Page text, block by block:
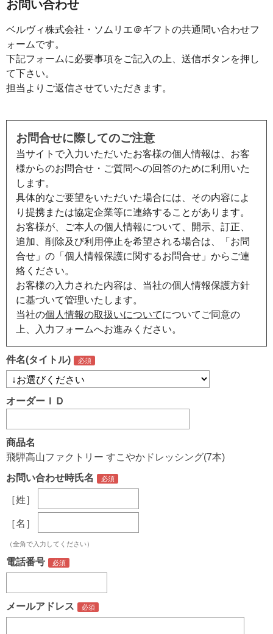
お問い合わせ
ベルヴィ株式会社・ソムリエ＠ギフトの共通問い合わせフ
ォームです。
下記フォームに必要事項をご記入の上、送信ボタンを押し
て下さい。
担当よりご返信させていただきます。
お問合せに際してのご注意
当サイトで入力いただいたお客様の個人情報は、お客
様からのお問合せ・ご質問への回答のために利用いた
します。
具体的なご要望をいただいた場合には、その内容によ
り提携または協定企業等に連絡することがあります。
お客様が、ご本人の個人情報について、開示、訂正、
追加、削除及び利用停止を希望される場合は、「お問
合せ」の「個人情報保護に関するお問合せ」からご連
絡ください。
お客様の入力された内容は、当社の個人情報保護方針
に基づいて管理いたします。
当社の個人情報の取扱いについてについてご同意の
上、入力フォームへお進みください。
件名(タイトル)
オーダーＩＤ
商品名
飛騨高山ファクトリー すこやかドレッシング(7本)
お問い合わせ時氏名
［姓］
［名］
（全角で入力してください）
電話番号
メールアドレス